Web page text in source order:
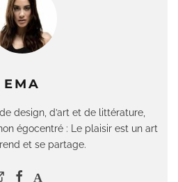
EMA
design, d’art et de littérature,
égocentré : Le plaisir est un art
et se partage.